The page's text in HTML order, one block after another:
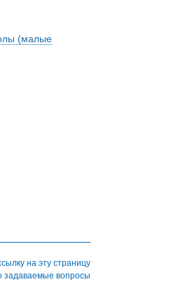
(малые
на эту страницу
задаваемые вопросы